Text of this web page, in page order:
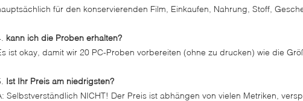
für den konservierenden Film, Einkaufen, Nahrung, Stoff,
kann ich die Proben erhalten?
ist okay, damit wir 20 PC-Proben vorbereiten (ohne zu drucken) wie die
Ist Ihr Preis am niedrigsten?
Selbstverständlich NICHT! Der Preis ist abhängen von vielen Metriken,